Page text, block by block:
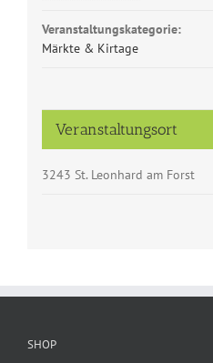
Veranstaltungskategorie:
Märkte & Kirtage
Veranstaltungsort
3243 St. Leonhard am Forst
SHOP